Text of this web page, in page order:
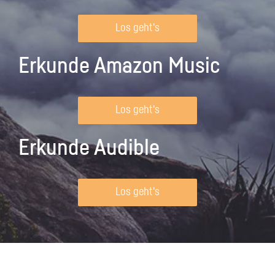
Los geht's
Erkunde Amazon Music
Los geht's
Erkunde Audible
Los geht's